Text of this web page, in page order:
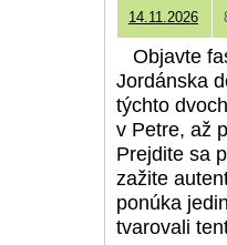
14.11.2026
Objavte
Jordánska
týchto
v Petre, až
Prejdite sa
zažite
ponúka
tvarovali